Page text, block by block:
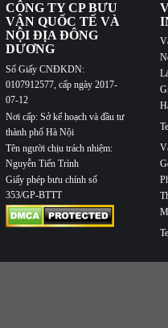
CÔNG TY CP BƯU
VẬN QUỐC TẾ VÀ
NỘI ĐỊA ĐÔNG
DƯƠNG
Số Giấy CNĐKDN:
0107912577, cấp ngày 2017-
07-12
Nơi cấp: Sở kế hoạch và đầu tư
thành phố Hà Nội
Tên người chịu trách nhiệm:
Nguyễn Tiến Trình
Giấy phép bưu chính số
353/GP-BTTT